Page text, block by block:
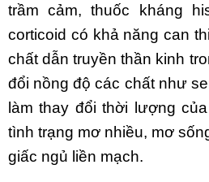
trầm cảm, thuốc kháng
corticoid có khả năng can
chất dẫn truyền thần kinh
đổi nồng độ các chất như
làm thay đổi thời lượng
tình trạng mơ nhiều, mơ
giấc ngủ liền mạch.